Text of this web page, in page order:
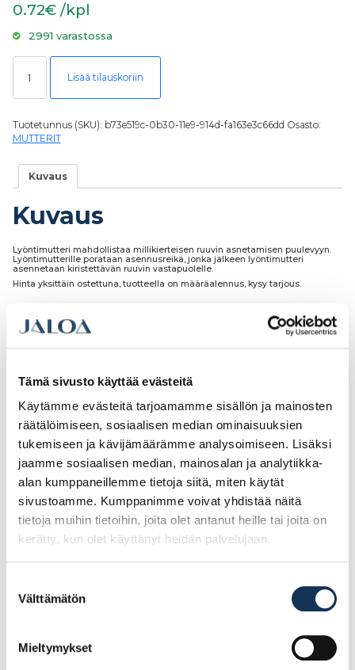
Tämä sivusto käyttää evästeitä
Käytämme evästeitä tarjoamamme sisällön ja mainosten
räätälöimiseen, sosiaalisen median ominaisuuksien
tukemiseen ja kävijämäärämme analysoimiseen. Lisäksi
jaamme sosiaalisen median, mainosalan ja analytiikka-
alan kumppaneillemme tietoja siitä, miten käytät
sivustoamme. Kumppanimme voivat yhdistää näitä
tietoja muihin tietoihin, joita olet antanut heille tai joita on
kerätty, kun olet käyttänyt heidän palvelujaan.
valinta
Välttämätön
Mieltymykset
0.72€ /kpl
2991 varastossa
Lyöntimutteri M10 sinkitty määrä
Lisää tilauskoriin
Tuotetunnus (SKU): b73e519c-0b30-11e9-914d-fa163e3c66dd Osasto:
MUTTERIT
Kuvaus
Kuvaus
Lyöntimutteri mahdollistaa millikierteisen ruuvin asnetamisen puulevyyn.
Lyöntimutterille porataan asennusreikä, jonka jälkeen lyöntimutteri
asennetaan kiristettävän ruuvin vastapuolelle.
Hinta yksittäin ostettuna, tuotteella on määräalennus, kysy tarjous.
Tutustu myös